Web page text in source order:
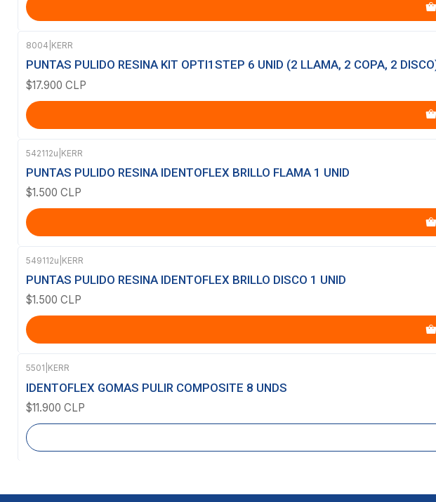
8004 KERR
PUNTAS PULIDO RESINA KIT OPTI1STEP 6 UNID (2 LLAMA, 2 COPA, 2
$17.900 CLP
542112u KERR
PUNTAS PULIDO RESINA IDENTOFLEX BRILLO FLAMA 1 UNID
$1.500 CLP
549112u KERR
PUNTAS PULIDO RESINA IDENTOFLEX BRILLO DISCO 1 UNID
$1.500 CLP
Agotado
5501 KERR
IDENTOFLEX GOMAS PULIR COMPOSITE 8 UNDS
$11.900 CLP